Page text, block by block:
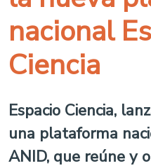
nacional
Ciencia
Espacio Ciencia,
una plataforma
ANID, que reúne y